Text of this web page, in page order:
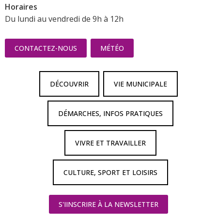
Horaires
Du lundi au vendredi de 9h à 12h
CONTACTEZ-NOUS MÉTÉO
DÉCOUVRIR VIE MUNICIPALE
DÉMARCHES, INFOS PRATIQUES
VIVRE ET TRAVAILLER
CULTURE, SPORT ET LOISIRS
S'IINSCRIRE À LA NEWSLETTER